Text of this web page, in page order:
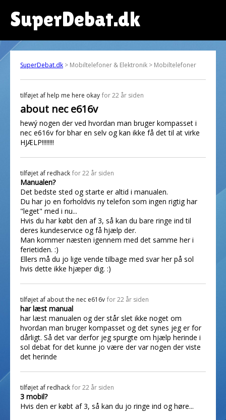
SuperDebat.dk
SuperDebat.dk > Mobiltelefoner & Elektronik > Mobiltelefoner
tilføjet af help me here okay for 22 år siden
about nec e616v
hewý nogen der ved hvordan man bruger kompasset i
nec e616v for bhar en selv og kan ikke få det til at virke
HJÆLP!!!!!!!!
tilføjet af redhack for 22 år siden
Manualen?
Det bedste sted og starte er altid i manualen.
Du har jo en forholdvis ny telefon som ingen rigtig har
"leget" med i nu...
Hvis du har købt den af 3, så kan du bare ringe ind til
deres kundeservice og få hjælp der.
Man kommer næsten igennem med det samme her i
ferietiden. :)
Ellers må du jo lige vende tilbage med svar her på sol
hvis dette ikke hjæper dig. :)
tilføjet af about the nec e616v for 22 år siden
har læst manual
har læst manualen og der står slet ikke noget om
hvordan man bruger kompasset og det synes jeg er for
dårligt. Så det var derfor jeg spurgte om hjælp herinde i
sol debat for det kunne jo være der var nogen der viste
det herinde
tilføjet af redhack for 22 år siden
3 mobil?
Hvis den er købt af 3, så kan du jo ringe ind og høre...